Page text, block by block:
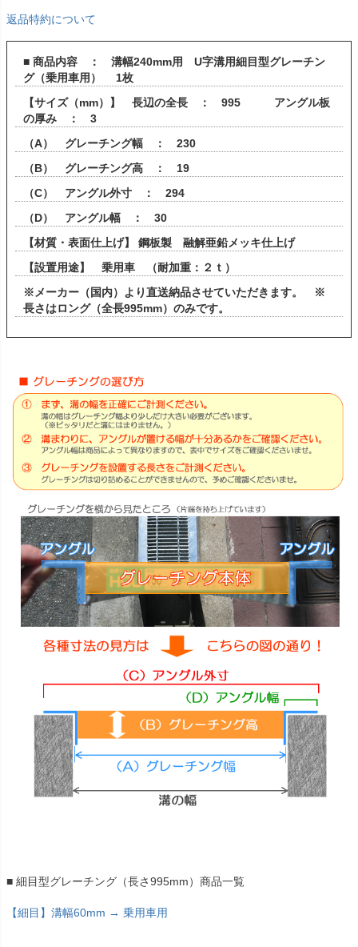
返品特約について
■ 商品内容 ： 溝幅240mm用 U字溝用細目型グレーチン
グ（乗用車用） 1枚
【サイズ（mm）】 長辺の全長 ： 995 アングル板
の厚み ： 3
（A） グレーチング幅 ： 230
（B） グレーチング高 ： 19
（C） アングル外寸 ： 294
（D） アングル幅 ： 30
【材質・表面仕上げ】 鋼板製 融解亜鉛メッキ仕上げ
【設置用途】 乗用車 （耐加重：２ｔ）
※メーカー（国内）より直送納品させていただきます。 ※
長さはロング（全長995mm）のみです。
■ 細目型グレーチング（長さ995mm）商品一覧
【細目】溝幅60mm → 乗用車用